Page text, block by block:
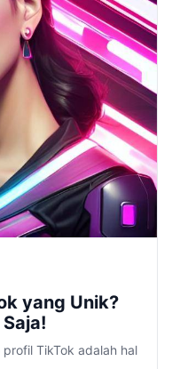
yang Unik?
TikTok adalah hal